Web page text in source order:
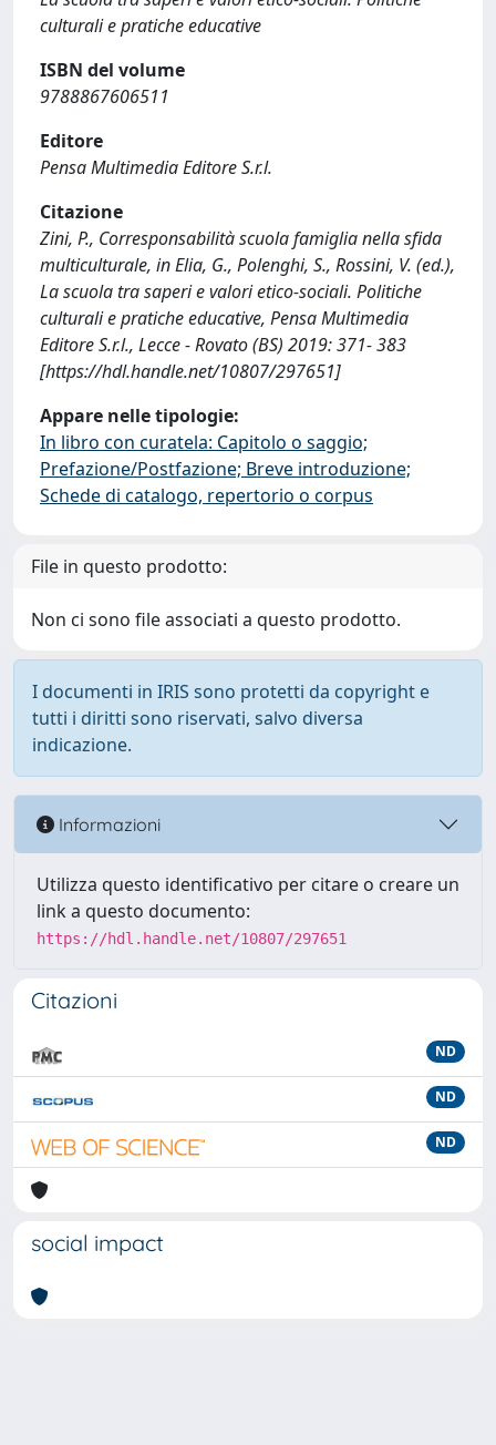
culturali e pratiche educative
ISBN del volume
9788867606511
Editore
Pensa Multimedia Editore S.r.l.
Citazione
Zini, P., Corresponsabilità scuola famiglia nella sfida
multiculturale, in Elia, G., Polenghi, S., Rossini, V. (ed.),
La scuola tra saperi e valori etico-sociali. Politiche
culturali e pratiche educative, Pensa Multimedia
Editore S.r.l., Lecce - Rovato (BS) 2019: 371- 383
[https://hdl.handle.net/10807/297651]
Appare nelle tipologie:
In libro con curatela: Capitolo o saggio;
Prefazione/Postfazione; Breve introduzione;
Schede di catalogo, repertorio o corpus
File in questo prodotto:
Non ci sono file associati a questo prodotto.
I documenti in IRIS sono protetti da copyright e
tutti i diritti sono riservati, salvo diversa
indicazione.
Informazioni
Utilizza questo identificativo per citare o creare un
link a questo documento:
https://hdl.handle.net/10807/297651
Citazioni
ND
ND
ND
social impact